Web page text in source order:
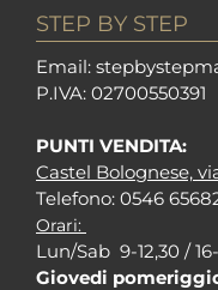
STEP BY STEP
Email: stepbystepm
P.IVA: 02700550391
PUNTI VENDITA:
Castel Bolognese,
Telefono: 0546
Orari:
Lun/Sab 9-12,30 /
Giovedi